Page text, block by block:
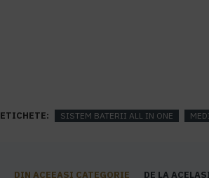
ETICHETE: SISTEM BATERII ALL IN ONE
DIN ACEEASI CATEGORIE DE LA